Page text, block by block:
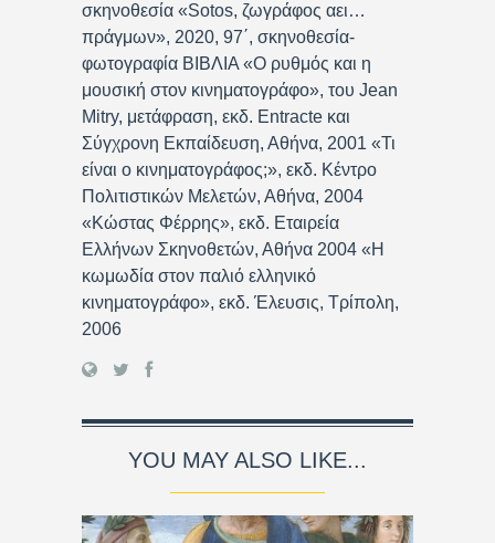
σκηνοθεσία «Sotos, ζωγράφος αει…
πράγμων», 2020, 97΄, σκηνοθεσία-
φωτογραφία ΒΙΒΛΙΑ «Ο ρυθμός και η
μουσική στον κινηματογράφο», του Jean
Mitry, μετάφραση, εκδ. Entracte και
Σύγχρονη Εκπαίδευση, Αθήνα, 2001 «Τι
είναι ο κινηματογράφος;», εκδ. Κέντρο
Πολιτιστικών Μελετών, Αθήνα, 2004
«Κώστας Φέρρης», εκδ. Εταιρεία
Ελλήνων Σκηνοθετών, Αθήνα 2004 «Η
κωμωδία στον παλιό ελληνικό
κινηματογράφο», εκδ. Έλευσις, Τρίπολη,
2006
YOU MAY ALSO LIKE...